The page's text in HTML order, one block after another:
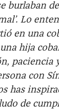
burlaban
Lo
en una
hija
paciencia
con
has
de